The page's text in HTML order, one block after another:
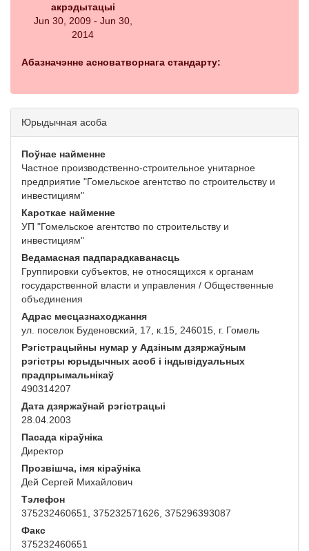
акрэдытацыі
Jun 30, 2009 - Jun 30,
2014
Абазначэнне асноватворнага стандарту:
Юрыдычная асоба
Поўнае найменне
Частное производственно-строительное унитарное
предприятие "Гомельское агентство по строительству и
инвестициям"
Кароткае найменне
УП "Гомельское агентство по строительству и
инвестициям"
Ведамасная падпарадкаванасць
Группировки субъектов, не относящихся к органам
государственной власти и управления / Общественные
объединения
Адрас месцазнаходжання
ул. поселок Буденовский, 17, к.15, 246015, г. Гомель
Рэгістрацыйны нумар у Адзіным дзяржаўным
рэгістры юрыдычных асоб і індывідуальных
прадпрымальнікаў
490314207
Дата дзяржаўнай рэгістрацыі
28.04.2003
Пасада кіраўніка
Директор
Прозвішча, імя кіраўніка
Дей Сергей Михайлович
Тэлефон
375232460651, 375232571626, 375296393087
Факс
375232460651